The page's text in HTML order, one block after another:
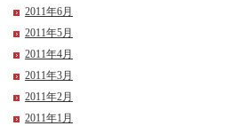
2011年6月
2011年5月
2011年4月
2011年3月
2011年2月
2011年1月